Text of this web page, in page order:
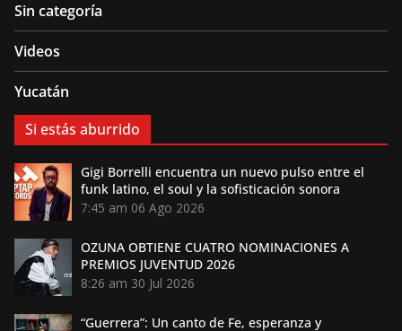
Sin categoría
Videos
Yucatán
Si estás aburrido
Gigi Borrelli encuentra un nuevo pulso entre el
funk latino, el soul y la sofisticación sonora
7:45 am 06 Ago 2026
OZUNA OBTIENE CUATRO NOMINACIONES A
PREMIOS JUVENTUD 2026
8:26 am 30 Jul 2026
“Guerrera”: Un canto de Fe, esperanza y